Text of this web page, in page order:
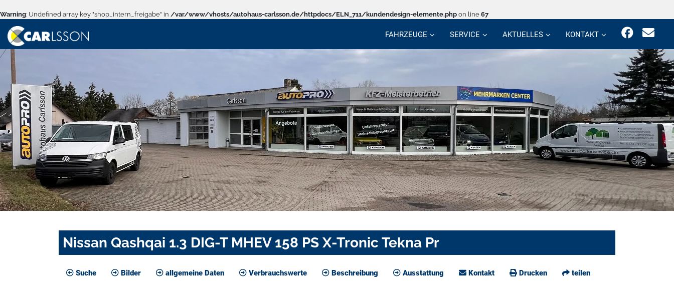
Warning: Undefined array key "shop_intern_freigabe" in /var/www/vhosts/autohaus-carlsson.de/httpdocs/ELN_711/kundendesign-elemente.php on line 67
FAHRZEUGE SERVICE AKTUELLES KONTAKT
Nissan Qashqai 1.3 DIG-T MHEV 158 PS X-Tronic Tekna Pr
Suche Bilder allgemeine Daten Verbrauchswerte Beschreibung Ausstattung Kontakt Drucken teilen